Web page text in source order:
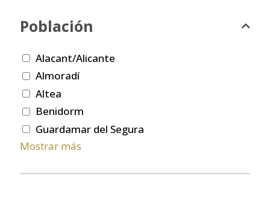
Población
Alacant/Alicante
Almoradí
Altea
Benidorm
Guardamar del Segura
Mostrar más